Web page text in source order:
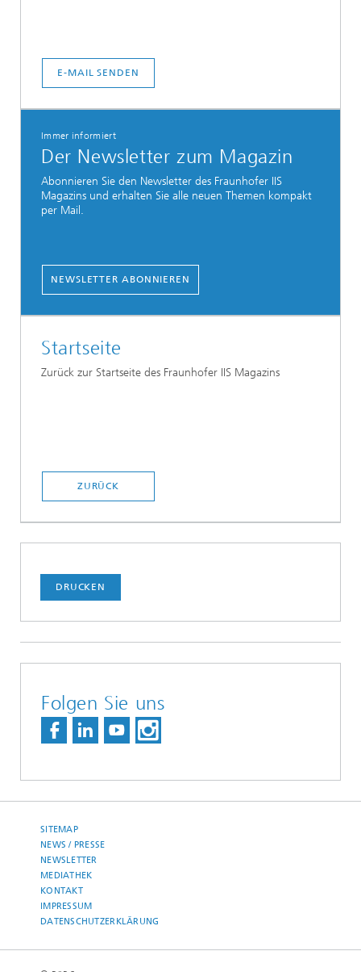
E-MAIL SENDEN
Immer informiert
Der Newsletter zum Magazin
Abonnieren Sie den Newsletter des Fraunhofer IIS
Magazins und erhalten Sie alle neuen Themen kompakt
per Mail.
NEWSLETTER ABONNIEREN
Startseite
Zurück zur Startseite des Fraunhofer IIS Magazins
ZURÜCK
DRUCKEN
Folgen Sie uns
SITEMAP
NEWS / PRESSE
NEWSLETTER
MEDIATHEK
KONTAKT
IMPRESSUM
DATENSCHUTZERKLÄRUNG